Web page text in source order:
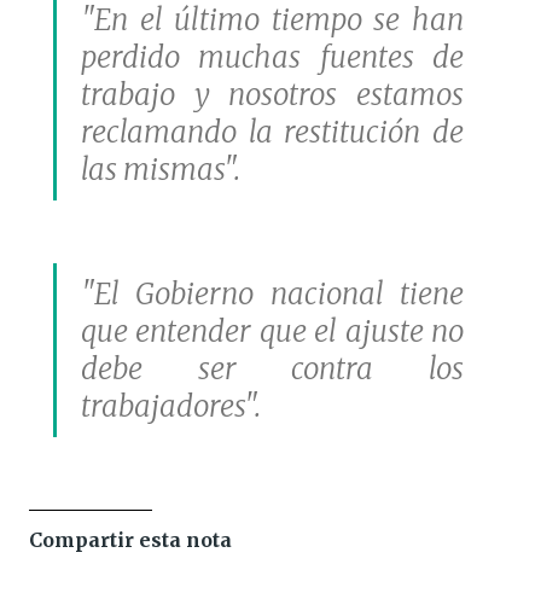
"En el último tiempo se han
perdido muchas fuentes de
trabajo y nosotros estamos
reclamando la restitución de
las mismas".
"El Gobierno nacional tiene
que entender que el ajuste no
debe ser contra los
trabajadores".
Compartir esta nota